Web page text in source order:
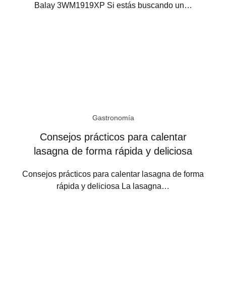
Balay 3WM1919XP Si estás buscando un…
Gastronomía
Consejos prácticos para calentar
lasagna de forma rápida y deliciosa
Consejos prácticos para calentar lasagna de forma
rápida y deliciosa La lasagna…